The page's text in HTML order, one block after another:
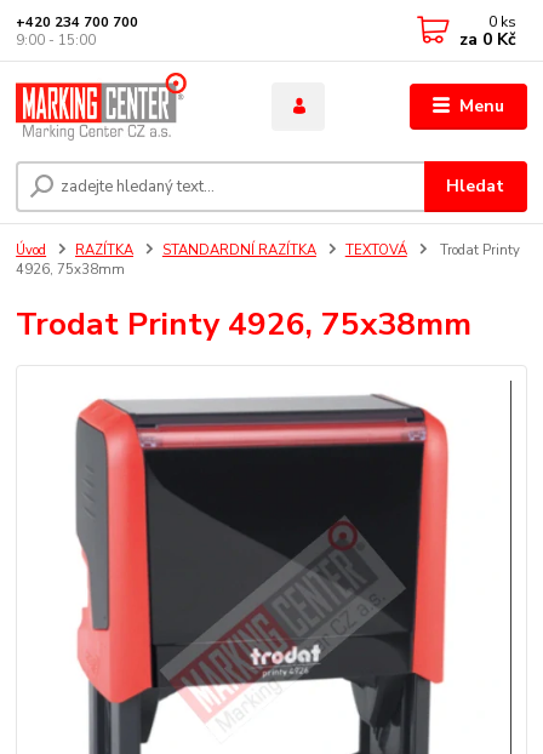
Menu
Hledat
+420 234 700 700
9:00 - 15:00
0 ks
za 0 Kč
Úvod RAZÍTKA STANDARDNÍ RAZÍTKA TEXTOVÁ
Trodat Printy
4926, 75x38mm
Trodat Printy 4926, 75x38mm